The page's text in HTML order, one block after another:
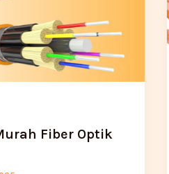
Fiber Optik